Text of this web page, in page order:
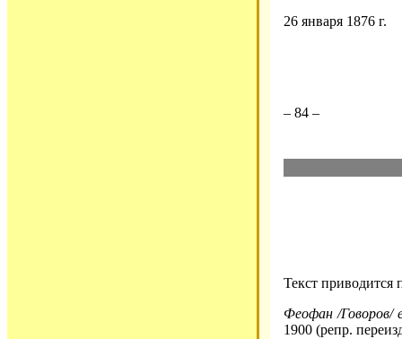
26 января 1876 г.
– 84 –
Текст приводится
Феофан /Говоров/
1900 (репр.